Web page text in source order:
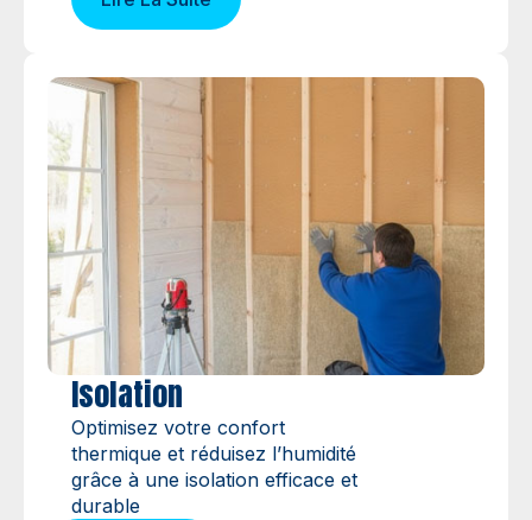
Isolation
Optimisez votre confort
thermique et réduisez l’humidité
grâce à une isolation efficace et
durable